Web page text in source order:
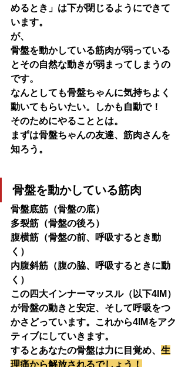
めるとき」は下が閉じるようにできて
います。
が、
骨盤を動かしている筋肉が弱っている
とその自然な動きが弱まってしまうの
です。
なんとしても骨盤ちゃんに気持ちよく
動いてもらいたい。しかも自動で！
そのためにやることとは。
まずは骨盤ちゃんの友達、筋肉さんを
知ろう。
骨盤を動かしている筋肉
骨盤底筋（骨盤の底）
多裂筋（骨盤の後ろ）
腹横筋（骨盤の前、呼吸するとき動
く）
内腹斜筋（腹の脇、呼吸するときに動
く）
この四大インナーマッスル（以下4IM）
が骨盤の動きと安定、そして呼吸をつ
かさどっています。これから4IMをアク
ティブにしていきます。
するとあなたの骨盤は力に目覚め、 生
理痛から解放されるでしょう！